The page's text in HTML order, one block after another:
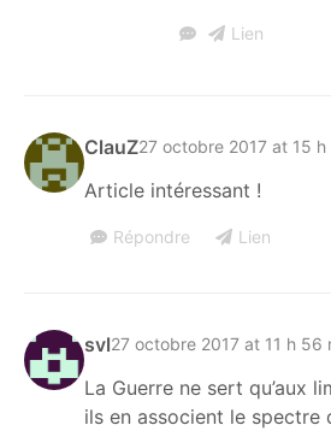
Lien
ClauZ27 octobre 2017 at 15 h
Article intéressant !
Répondre Lien
svl27 octobre 2017 at 11 h 56
La Guerre ne sert qu’aux
ils en associent le spectre